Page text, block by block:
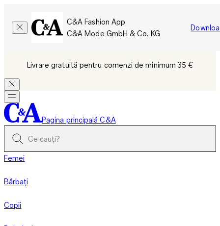
C&A Fashion App
C&A Mode GmbH & Co. KG
Livrare gratuită pentru comenzi de minimum 35 €
Pagina principală C&A
Femei
Bărbați
Copii